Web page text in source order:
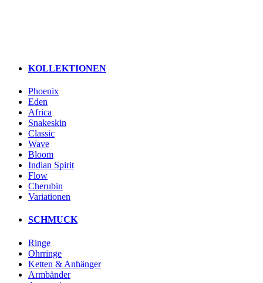
KOLLEKTIONEN
Phoenix
Eden
Africa
Snakeskin
Classic
Wave
Bloom
Indian Spirit
Flow
Cherubin
Variationen
SCHMUCK
Ringe
Ohrringe
Ketten & Anhänger
Armbänder